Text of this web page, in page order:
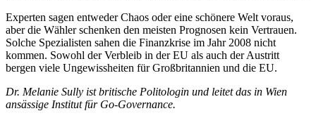
Experten sagen entweder Chaos oder eine schönere Welt voraus,
aber die Wähler schenken den meisten Prognosen kein Vertrauen.
Solche Spezialisten sahen die Finanzkrise im Jahr 2008 nicht
kommen. Sowohl der Verbleib in der EU als auch der Austritt
bergen viele Ungewissheiten für Großbritannien und die EU.
Dr. Melanie Sully ist britische Politologin und leitet das in Wien
ansässige Institut für Go-Governance.